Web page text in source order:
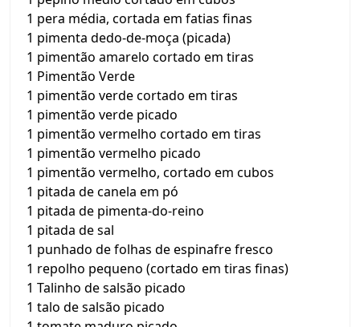
1 pera média, cortada em fatias finas
1 pimenta dedo-de-moça (picada)
1 pimentão amarelo cortado em tiras
1 Pimentão Verde
1 pimentão verde cortado em tiras
1 pimentão verde picado
1 pimentão vermelho cortado em tiras
1 pimentão vermelho picado
1 pimentão vermelho, cortado em cubos
1 pitada de canela em pó
1 pitada de pimenta-do-reino
1 pitada de sal
1 punhado de folhas de espinafre fresco
1 repolho pequeno (cortado em tiras finas)
1 Talinho de salsão picado
1 talo de salsão picado